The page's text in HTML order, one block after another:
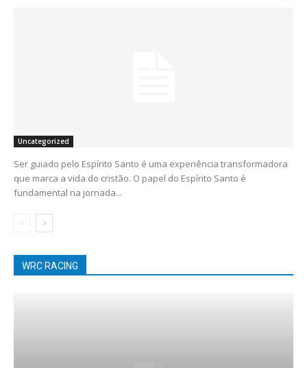
Uncategorized
Ser guiado pelo Espírito Santo é uma experiência transformadora
que marca a vida do cristão. O papel do Espírito Santo é
fundamental na jornada...
WRC RACING